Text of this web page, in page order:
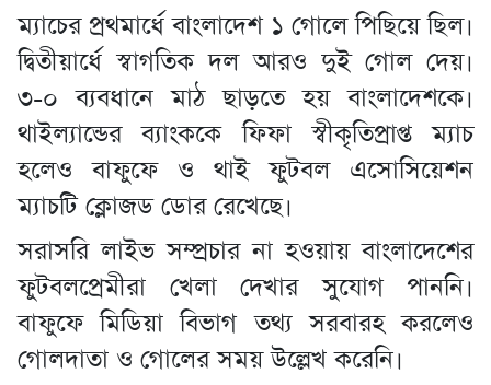
ম্যাচের প্রথমার্ধে বাংলাদেশ ১ গোলে পিছিয়ে ছিল।
দ্বিতীয়ার্ধে স্বাগতিক দল আরও দুই গোল দেয়।
৩-০ ব্যবধানে মাঠ ছাড়তে হয় বাংলাদেশকে।
থাইল্যান্ডের ব্যাংককে ফিফা স্বীকৃতিপ্রাপ্ত ম্যাচ
হলেও বাফুফে ও থাই ফুটবল এসোসিয়েশন
ম্যাচটি ক্লোজড ডোর রেখেছে।
সরাসরি লাইভ সম্প্রচার না হওয়ায় বাংলাদেশের
ফুটবলপ্রেমীরা খেলা দেখার সুযোগ পাননি।
বাফুফে মিডিয়া বিভাগ তথ্য সরবারহ করলেও
গোলদাতা ও গোলের সময় উল্লেখ করেনি।